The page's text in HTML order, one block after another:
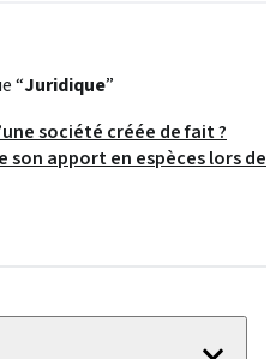
“Juridique”
société créée de fait ?
apport en espèces lors de